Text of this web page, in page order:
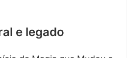
e legado